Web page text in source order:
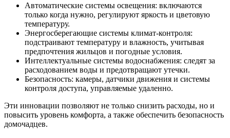
Автоматические системы освещения: включаются
только когда нужно, регулируют яркость и цветовую
температуру.
Энергосберегающие системы климат-контроля:
подстраивают температуру и влажность, учитывая
предпочтения жильцов и погодные условия.
Интеллектуальные системы водоснабжения: следят за
расходованием воды и предотвращают утечки.
Безопасность: камеры, датчики движения и системы
контроля доступа, управляемые удаленно.
Эти инновации позволяют не только снизить расходы, но и
повысить уровень комфорта, а также обеспечить безопасность
домочадцев.